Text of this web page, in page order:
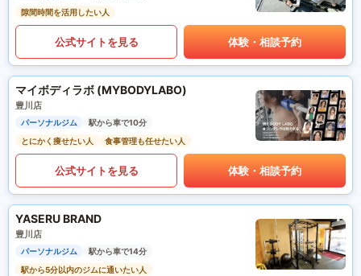
隙間時間を活用したい人
公式サイトを見る 体験・相談予約
マイボディラボ (MYBODYLABO)
豊川店
パーソナルジム
駅から車で10分
とにかく痩せたい人
食事管理も任せたい人
公式サイトを見る 体験・相談予約
YASERU BRAND
豊川店
パーソナルジム
駅から車で14分
駅から5分以内のジムに通いたい人